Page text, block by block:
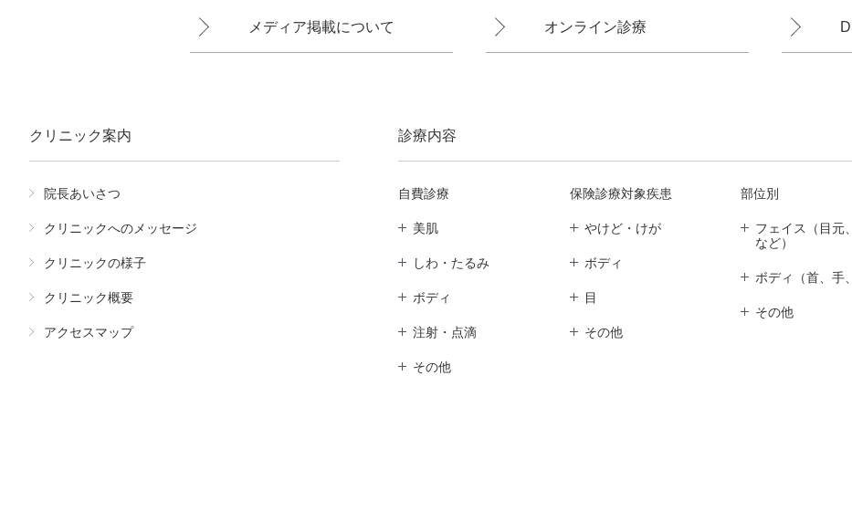
メディア掲載について オンライン診療
クリニック案内
院長あいさつ
クリニックへのメッセージ
クリニックの様子
クリニック概要
アクセスマップ
診療内容
自費診療
美肌
しわ・たるみ
ボディ
注射・点滴
その他
保険診療対象疾患
やけど・けが
ボディ
目
その他
部位別
フェイス（目元
など）
ボディ（首、手
その他